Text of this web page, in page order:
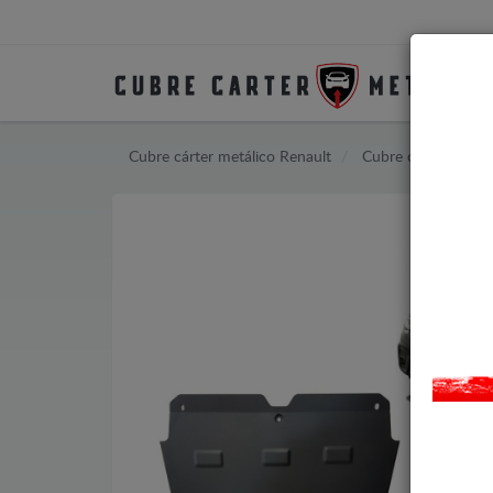
Cubre cárter metálico Renault Cubre cárter